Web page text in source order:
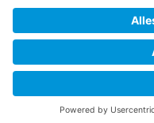
Heilpraktikerschulen
Naturheilkunde
Akupunkteur/in für
Impressum